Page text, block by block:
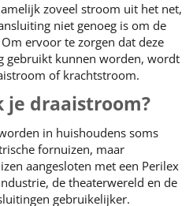
zoveel stroom uit het net,
niet genoeg is om de
ervoor te zorgen dat deze
gebruikt kunnen worden, wordt
of krachtstroom.
je draaistroom?
in huishoudens soms
fornuizen, maar
aangesloten met een Perilex
de theaterwereld en de
gebruikelijker.